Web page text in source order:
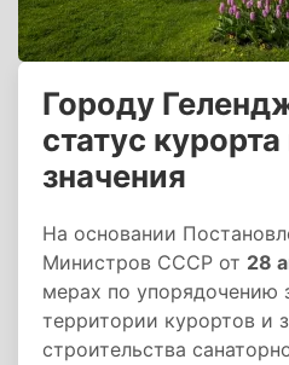
Городу
статус
значения
На основании
Министров СССР от 28
мерах по упорядочению
территории курортов и
строительства